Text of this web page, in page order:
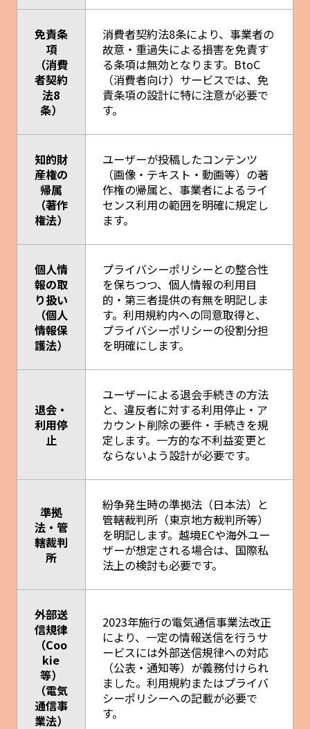
免責条
項
（消費
者契約
法8
条）
消費者契約法8条により、事業者の
故意・重過失による損害を免責す
る条項は無効となります。BtoC
（消費者向け）サービスでは、免
責条項の設計に特に注意が必要で
す。
知的財
産権の
帰属
（著作
権法）
ユーザーが投稿したコンテンツ
（画像・テキスト・動画等）の著
作権の帰属と、事業者によるライ
センス利用の範囲を明確に規定し
ます。
個人情
報の取
り扱い
（個人
情報保
護法）
プライバシーポリシーとの整合性
を保ちつつ、個人情報の利用目
的・第三者提供の有無を明記しま
す。利用規約内への同意取得と、
プライバシーポリシーの役割分担
を明確にします。
退会・
利用停
止
ユーザーによる退会手続きの方法
と、違反者に対する利用停止・ア
カウント削除の要件・手続きを規
定します。一方的な不利益変更と
ならないよう設計が必要です。
準拠
法・管
轄裁判
所
紛争発生時の準拠法（日本法）と
管轄裁判所（東京地方裁判所等）
を明記します。越境ECや海外ユー
ザーが想定される場合は、国際私
法上の検討も必要です。
外部送
信規律
（Coo
kie
等）
（電気
通信事
業法）
2023年施行の電気通信事業法改正
により、一定の情報送信を行うサ
ービスには外部送信規律への対応
（公表・通知等）が義務付けられ
ました。利用規約またはプライバ
シーポリシーへの記載が必要で
す。